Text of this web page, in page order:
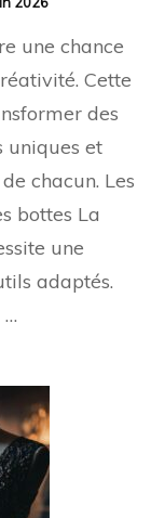
une chance
Cette
des
uniques et
chacun. Les
bottes La
une
adaptés.
…